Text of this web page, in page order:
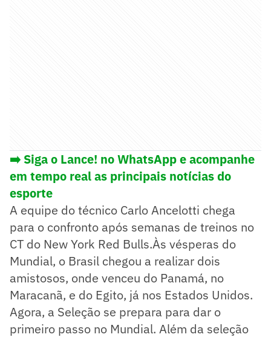
➡️ Siga o Lance! no WhatsApp e acompanhe
em tempo real as principais notícias do
esporte
A equipe do técnico Carlo Ancelotti chega
para o confronto após semanas de treinos no
CT do New York Red Bulls.Às vésperas do
Mundial, o Brasil chegou a realizar dois
amistosos, onde venceu do Panamá, no
Maracanã, e do Egito, já nos Estados Unidos.
Agora, a Seleção se prepara para dar o
primeiro passo no Mundial. Além da seleção